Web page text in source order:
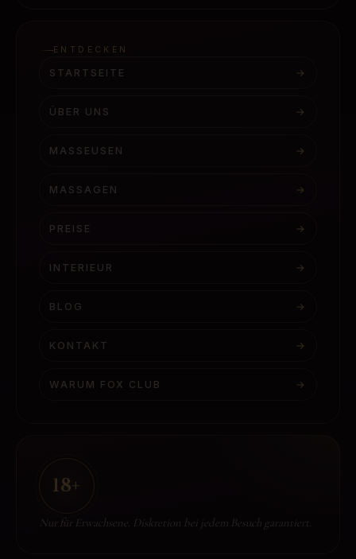
ENTDECKEN
STARTSEITE →
ÜBER UNS →
MASSEUSEN →
MASSAGEN →
PREISE →
INTERIEUR →
BLOG →
KONTAKT →
WARUM FOX CLUB →
18+
Nur für Erwachsene. Diskretion bei jedem Besuch garantiert.